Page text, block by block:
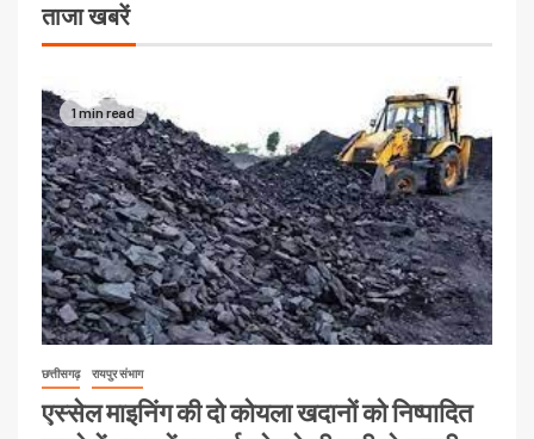
ताजा खबरें
1 min read
छत्तीसगढ़ रायपुर संभाग
एस्सेल माइनिंग की दो कोयला खदानों को निष्पादित